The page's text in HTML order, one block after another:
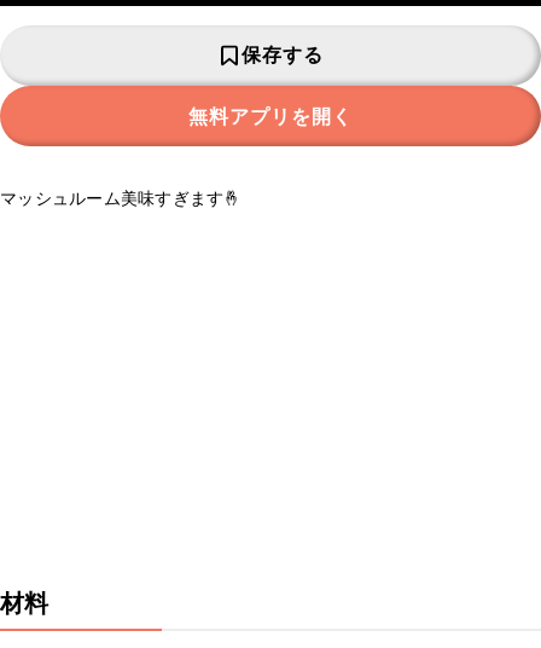
保存する
無料アプリを開く
マッシュルーム美味すぎます🤞
材料